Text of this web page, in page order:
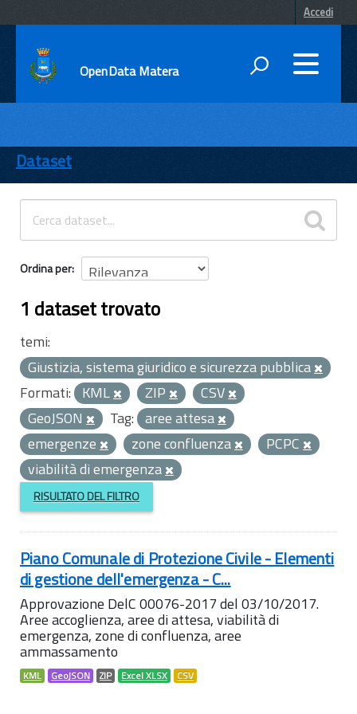
Accedi
OpenData Matera
ENTI
TEMI
INFORMAZIONI
Dataset
Ordina per
1 dataset trovato
temi:
Giustizia, sistema giuridico e sicurezza pubblica
Formati: KML ZIP
CSV
GeoJSON
Tag: aree attesa
emergenze
zone confluenza
PCPC
viabilità di emergenza
RISULTATO DEL FILTRO
Piano Comunale di Protezione Civile - Elementi
di gestione dell'emergenza - C...
Approvazione DelC 00076-2017 del 03/10/2017.
Aree accoglienza, aree di attesa, viabilità di
emergenza, zone di confluenza, aree
ammassamento
KML GeoJSON ZIP Excel XLSX CSV